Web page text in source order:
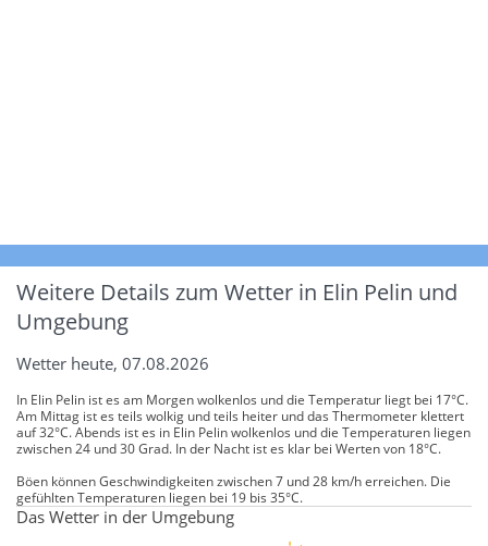
Weitere Details zum Wetter in Elin Pelin und
Umgebung
Wetter heute, 07.08.2026
In Elin Pelin ist es am Morgen wolkenlos und die Temperatur liegt bei 17°C.
Am Mittag ist es teils wolkig und teils heiter und das Thermometer klettert
auf 32°C. Abends ist es in Elin Pelin wolkenlos und die Temperaturen liegen
zwischen 24 und 30 Grad. In der Nacht ist es klar bei Werten von 18°C.
Böen können Geschwindigkeiten zwischen 7 und 28 km/h erreichen. Die
gefühlten Temperaturen liegen bei 19 bis 35°C.
Das Wetter in der Umgebung